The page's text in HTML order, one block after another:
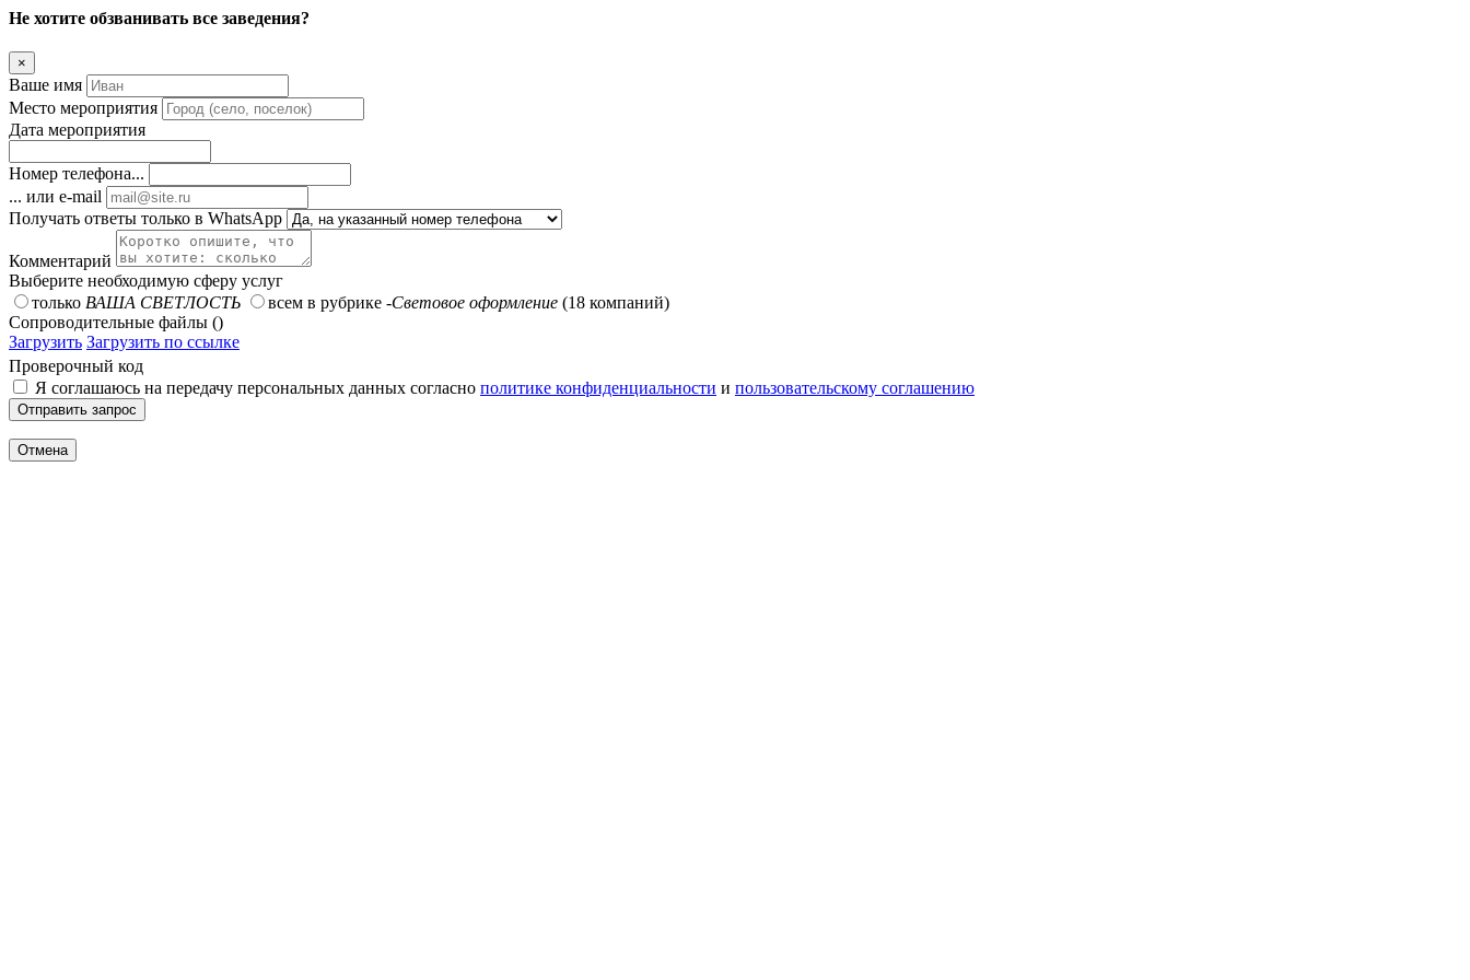
Не хотите обзванивать все заведения?
×
Ваше имя
Место мероприятия
Дата мероприятия
Номер телефона...
... или e-mail
Получать ответы только в WhatsApp
Комментарий
Выберите необходимую сферу услуг
только ВАША СВЕТЛОСТЬ всем в рубрике -Световое оформление (18 компаний)
Сопроводительные файлы ()
Загрузить Загрузить по ссылке
Проверочный код
Я соглашаюсь на передачу персональных данных согласно политике конфиденциальности и пользовательскому соглашению
Отправить запрос
Отмена